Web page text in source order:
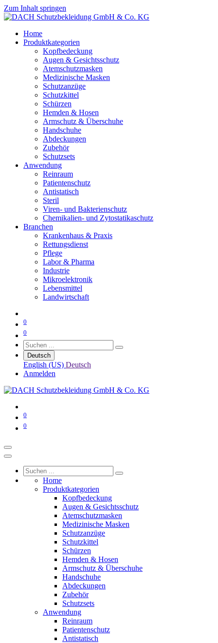
Zum Inhalt springen
Home
Produktkategorien
Kopfbedeckung
Augen & Gesichtsschutz
Atemschutzmasken
Medizinische Masken
Schutzanzüge
Schutzkittel
Schürzen
Hemden & Hosen
Armschutz & Überschuhe
Handschuhe
Abdeckungen
Zubehör
Schutzsets
Anwendung
Reinraum
Patientenschutz
Antistatisch
Steril
Viren- und Bakterienschutz
Chemikalien- und Zytostatikaschutz
Branchen
Krankenhaus & Praxis
Rettungsdienst
Pflege
Labor & Pharma
Industrie
Mikroelektronik
Lebensmittel
Landwirtschaft
0
0
Deutsch
English (US) Deutsch
Anmelden
0
0
Home
Produktkategorien
Kopfbedeckung
Augen & Gesichtsschutz
Atemschutzmasken
Medizinische Masken
Schutzanzüge
Schutzkittel
Schürzen
Hemden & Hosen
Armschutz & Überschuhe
Handschuhe
Abdeckungen
Zubehör
Schutzsets
Anwendung
Reinraum
Patientenschutz
Antistatisch